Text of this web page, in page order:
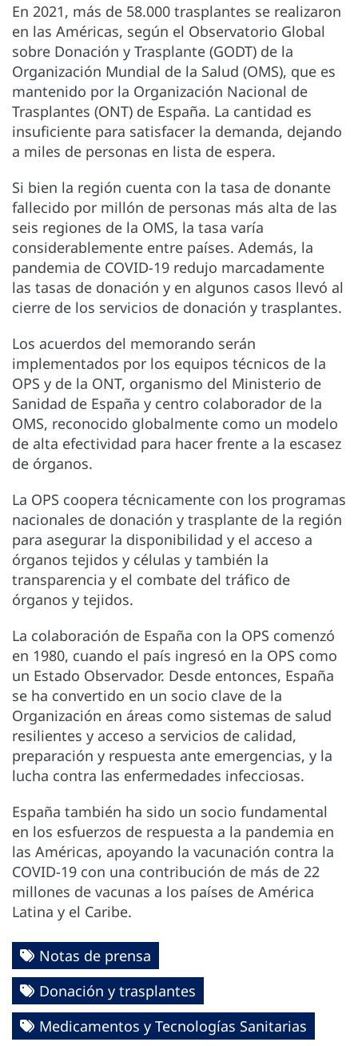
En 2021, más de 58.000 trasplantes se realizaron
en las Américas, según el Observatorio Global
sobre Donación y Trasplante (GODT) de la
Organización Mundial de la Salud (OMS), que es
mantenido por la Organización Nacional de
Trasplantes (ONT) de España. La cantidad es
insuficiente para satisfacer la demanda, dejando
a miles de personas en lista de espera.
Si bien la región cuenta con la tasa de donante
fallecido por millón de personas más alta de las
seis regiones de la OMS, la tasa varía
considerablemente entre países. Además, la
pandemia de COVID-19 redujo marcadamente
las tasas de donación y en algunos casos llevó al
cierre de los servicios de donación y trasplantes.
Los acuerdos del memorando serán
implementados por los equipos técnicos de la
OPS y de la ONT, organismo del Ministerio de
Sanidad de España y centro colaborador de la
OMS, reconocido globalmente como un modelo
de alta efectividad para hacer frente a la escasez
de órganos.
La OPS coopera técnicamente con los programas
nacionales de donación y trasplante de la región
para asegurar la disponibilidad y el acceso a
órganos tejidos y células y también la
transparencia y el combate del tráfico de
órganos y tejidos.
La colaboración de España con la OPS comenzó
en 1980, cuando el país ingresó en la OPS como
un Estado Observador. Desde entonces, España
se ha convertido en un socio clave de la
Organización en áreas como sistemas de salud
resilientes y acceso a servicios de calidad,
preparación y respuesta ante emergencias, y la
lucha contra las enfermedades infecciosas.
España también ha sido un socio fundamental
en los esfuerzos de respuesta a la pandemia en
las Américas, apoyando la vacunación contra la
COVID-19 con una contribución de más de 22
millones de vacunas a los países de América
Latina y el Caribe.
Notas de prensa
Donación y trasplantes
Medicamentos y Tecnologías Sanitarias